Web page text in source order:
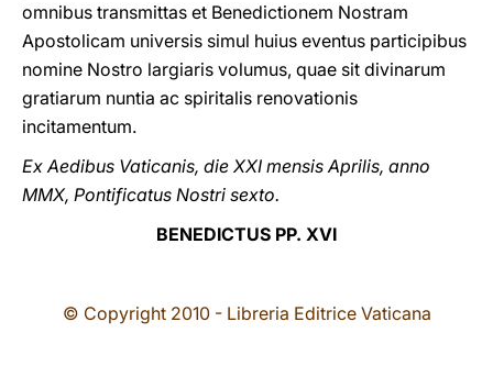
omnibus transmittas et Benedictionem Nostram
Apostolicam universis simul huius eventus participibus
nomine Nostro largiaris volumus, quae sit divinarum
gratiarum nuntia ac spiritalis renovationis
incitamentum.
Ex Aedibus Vaticanis, die XXI mensis Aprilis, anno
MMX, Pontificatus Nostri sexto.
BENEDICTUS PP. XVI
© Copyright 2010 - Libreria Editrice Vaticana